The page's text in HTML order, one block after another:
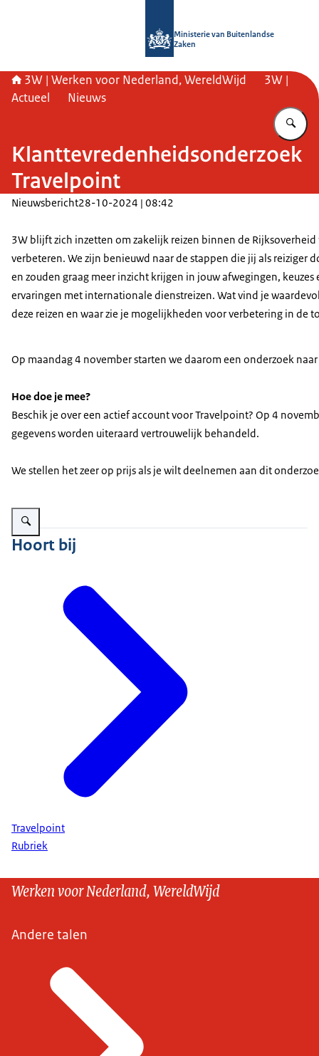
Ministerie van Buitenlandse
Zaken
3W | Werken voor Nederland, WereldWijd
3W |
Actueel
Nieuws
Klanttevredenheidsonderzoek
Travelpoint
Nieuwsbericht28-10-2024 | 08:42
3W blijft zich inzetten om zakelijk reizen binnen de Rijksoverheid
verbeteren. We zijn benieuwd naar de stappen die jij als reiziger
en zouden graag meer inzicht krijgen in jouw afwegingen, keuzes
ervaringen met internationale dienstreizen. Wat vind je
deze reizen en waar zie je mogelijkheden voor verbetering in de
Op maandag 4 november starten we daarom een onderzoek
Hoe doe je mee?
Beschik je over een actief account voor Travelpoint? Op 4
gegevens worden uiteraard vertrouwelijk behandeld.
We stellen het zeer op prijs als je wilt deelnemen aan dit
Vergroot afbeelding Computerscherm travelpoint-7546-2
Hoort bij
Travelpoint
Rubriek
Werken voor Nederland, WereldWijd
Andere talen